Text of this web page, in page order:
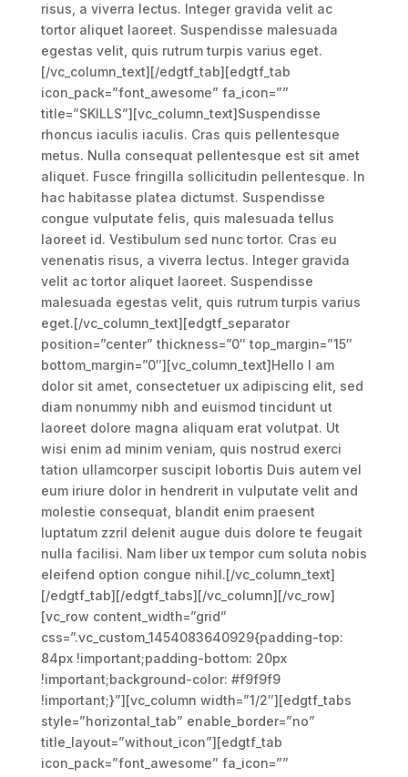
risus, a viverra lectus. Integer gravida velit ac
tortor aliquet laoreet. Suspendisse malesuada
egestas velit, quis rutrum turpis varius eget.
[/vc_column_text][/edgtf_tab][edgtf_tab
icon_pack=”font_awesome” fa_icon=””
title=”SKILLS”][vc_column_text]Suspendisse
rhoncus iaculis iaculis. Cras quis pellentesque
metus. Nulla consequat pellentesque est sit amet
aliquet. Fusce fringilla sollicitudin pellentesque. In
hac habitasse platea dictumst. Suspendisse
congue vulputate felis, quis malesuada tellus
laoreet id. Vestibulum sed nunc tortor. Cras eu
venenatis risus, a viverra lectus. Integer gravida
velit ac tortor aliquet laoreet. Suspendisse
malesuada egestas velit, quis rutrum turpis varius
eget.[/vc_column_text][edgtf_separator
position=”center” thickness=”0″ top_margin=”15″
bottom_margin=”0″][vc_column_text]Hello I am
dolor sit amet, consectetuer ux adipiscing elit, sed
diam nonummy nibh and euismod tincidunt ut
laoreet dolore magna aliquam erat volutpat. Ut
wisi enim ad minim veniam, quis nostrud exerci
tation ullamcorper suscipit lobortis Duis autem vel
eum iriure dolor in hendrerit in vulputate velit and
molestie consequat, blandit enim praesent
luptatum zzril delenit augue duis dolore te feugait
nulla facilisi. Nam liber ux tempor cum soluta nobis
eleifend option congue nihil.[/vc_column_text]
[/edgtf_tab][/edgtf_tabs][/vc_column][/vc_row]
[vc_row content_width=”grid”
css=”.vc_custom_1454083640929{padding-top:
84px !important;padding-bottom: 20px
!important;background-color: #f9f9f9
!important;}”][vc_column width=”1/2″][edgtf_tabs
style=”horizontal_tab” enable_border=”no”
title_layout=”without_icon”][edgtf_tab
icon_pack=”font_awesome” fa_icon=””